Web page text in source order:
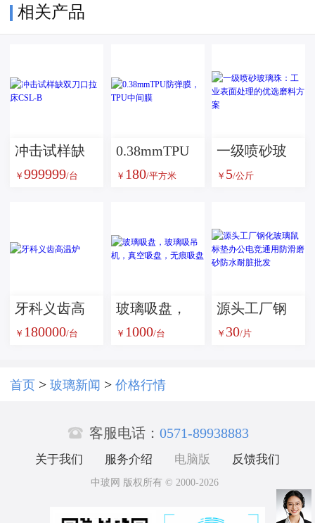
相关产品
冲击试样缺
双刀口拉床
￥ 999999/台
0.38mmTPU
防弹膜，TPU
￥ 180/平方米
一级喷砂玻
璃珠：工业
案
￥ 5/公斤
牙科义齿高
温炉
￥ 180000/台
玻璃吸盘，
玻璃吸吊
盘，无痕吸
￥ 1000/台
源头工厂钢
化玻璃鼠标
批发
￥ 30/片
首页 > 玻璃新闻 > 价格行情
 客服电话： 0571-89938883
关于我们 服务介绍 电脑版 反馈我们
中玻网 版权所有 © 2000-2026